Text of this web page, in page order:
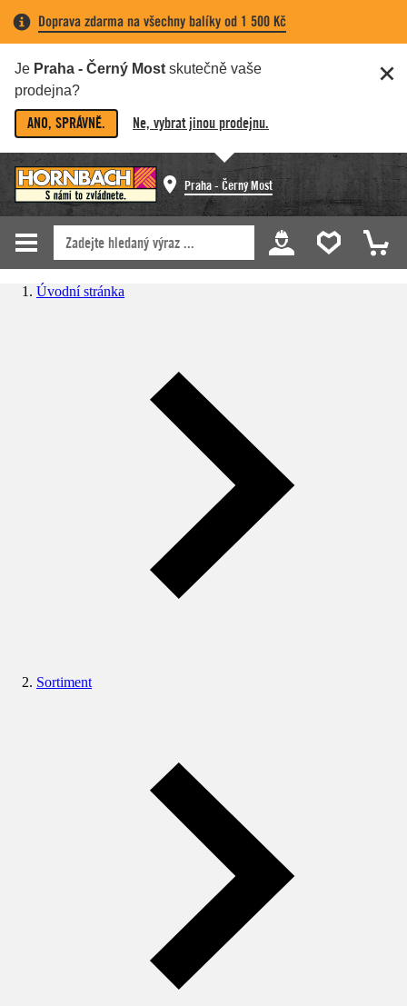
Doprava zdarma na všechny balíky od 1 500 Kč
Je Praha - Černý Most skutečně vaše
prodejna?
ANO, SPRÁVNĚ. Ne, vybrat jinou prodejnu.
Praha - Černý Most
Úvodní stránka
Sortiment